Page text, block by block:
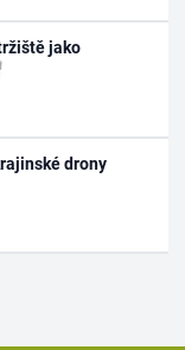
jako
drony